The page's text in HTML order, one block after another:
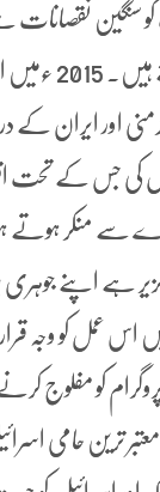
نقصانات سے
حصہ بننے
جرمنی اور
سے منکر ہوتے
ہے اپنے جوہری
اس عمل کو وجہ
کو مفلوج
معتبر ترین